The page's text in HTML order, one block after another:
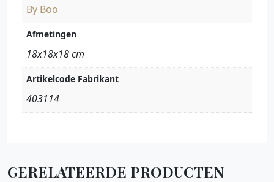
By Boo
Afmetingen
18x18x18 cm
Artikelcode Fabrikant
403114
GERELATEERDE PRODUCTEN